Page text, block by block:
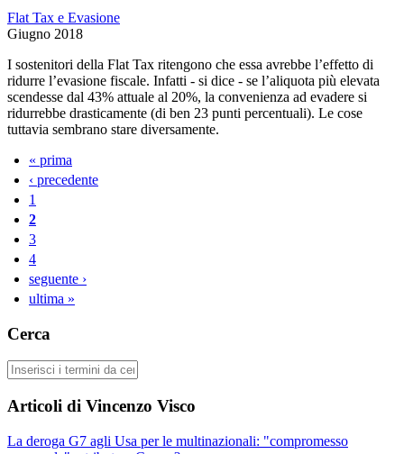
Flat Tax e Evasione
Giugno 2018
I sostenitori della Flat Tax ritengono che essa avrebbe l’effetto di
ridurre l’evasione fiscale. Infatti - si dice - se l’aliquota più elevata
scendesse dal 43% attuale al 20%, la convenienza ad evadere si
ridurrebbe drasticamente (di ben 23 punti percentuali). Le cose
tuttavia sembrano stare diversamente.
Pagine
« prima
‹ precedente
1
2
3
4
seguente ›
ultima »
Cerca
Cerca
Articoli di Vincenzo Visco
La deroga G7 agli Usa per le multinazionali: "compromesso